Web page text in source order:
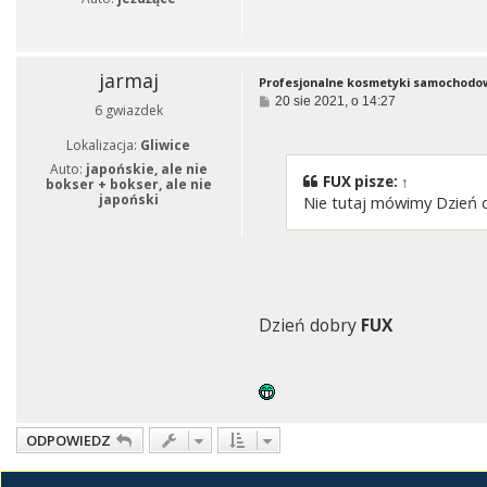
jarmaj
6 gwiazdek
Lokalizacja: Gliwice
Auto: japońskie, ale nie
bokser + bokser, ale nie
japoński
Profesjonalne kosmetyki
P
20 sie 2021, o 14:27
FUXpisze: ↑
Nie tutaj mówimy Dzień
Dzień dobry FUX
ODPOWIEDZ
Wróć do „Inne”